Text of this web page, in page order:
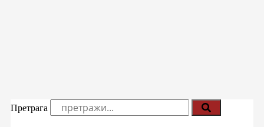
Претрага